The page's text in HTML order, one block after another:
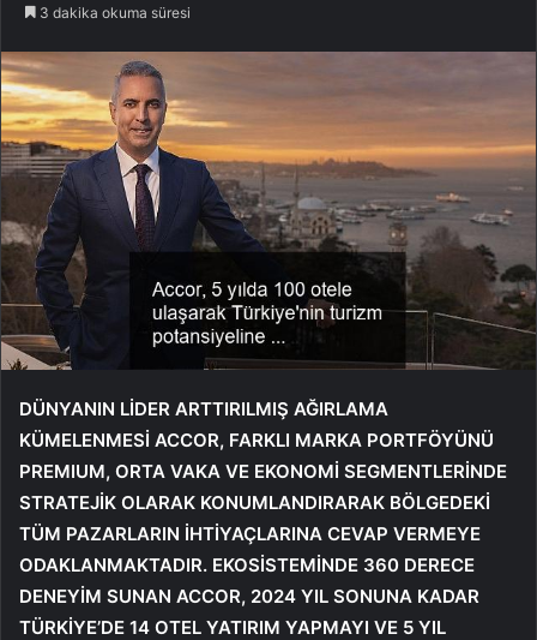
3 dakika okuma süresi
DÜNYANIN LİDER ARTTIRILMIŞ AĞIRLAMA
KÜMELENMESİ ACCOR, FARKLI MARKA PORTFÖYÜNÜ
PREMIUM, ORTA VAKA VE EKONOMİ SEGMENTLERİNDE
STRATEJİK OLARAK KONUMLANDIRARAK BÖLGEDEKİ
TÜM PAZARLARIN İHTİYAÇLARINA CEVAP VERMEYE
ODAKLANMAKTADIR. EKOSİSTEMİNDE 360 DERECE
DENEYİM SUNAN ACCOR, 2024 YIL SONUNA KADAR
TÜRKİYE’DE 14 OTEL YATIRIM YAPMAYI VE 5 YIL